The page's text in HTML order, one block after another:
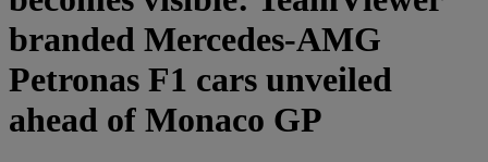
branded Mercedes-AMG
Petronas F1 cars unveiled
ahead of Monaco GP